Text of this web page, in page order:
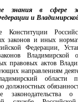
знания в сфере
и
Конституции
законов и иных
Федерации,
правовых актов
направлениям
области
должностных
законодательства о